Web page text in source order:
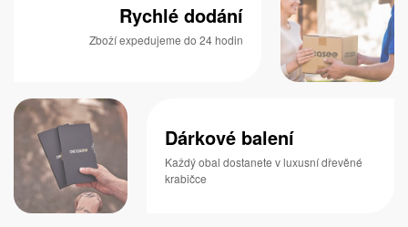
Rychlé dodání
Zboží expedujeme do 24 hodin
Dárkové balení
Každý obal dostanete v luxusní dřevěné
krabičce